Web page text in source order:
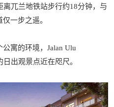
兀兰地铁站步行约18分钟，与
一步之遥。
寓的环境，Jalan Ulu
日出观景点近在咫尺。